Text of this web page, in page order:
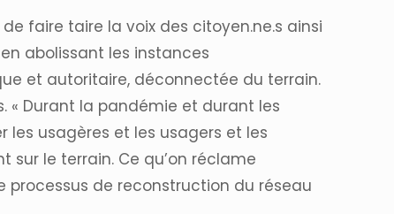
faire taire la voix des citoyen.ne.s ainsi
abolissant les instances
et autoritaire, déconnectée du terrain.
Durant la pandémie et durant les
les usagères et les usagers et les
le terrain. Ce qu’on réclame
processus de reconstruction du réseau